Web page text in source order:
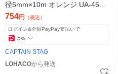
径5mm×10m オレンジ UA-4540
1個
754円 （税込）
ログイン&全額PayPay支払いで
5%
CAPTAIN STAG
LOHACOから発送